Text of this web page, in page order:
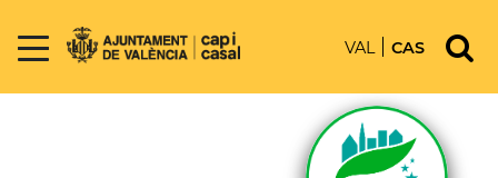
VAL CAS